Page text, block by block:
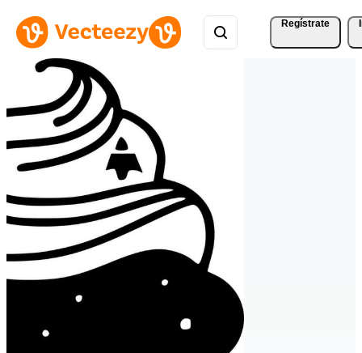
Regístrate